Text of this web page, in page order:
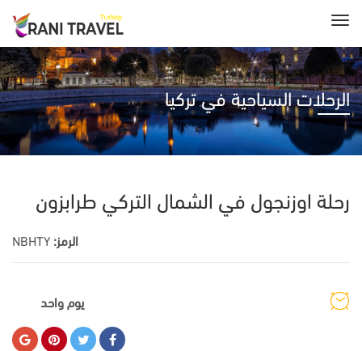
الرحلات السياحية في تركيا
رحلة اوزنجول في الشمال التركي طرابزون
الرمز: NBHTY
يوم واحد